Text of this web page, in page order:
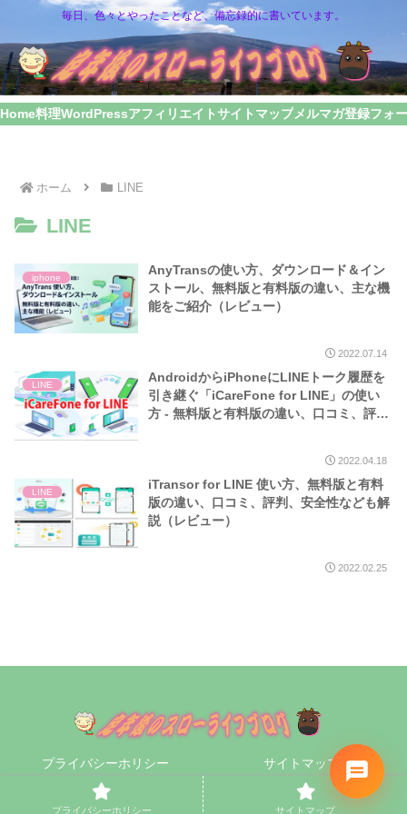
毎日、色々とやったことなど、備忘録的に書いています。
Home料理WordPressアフィリエイトサイトマップメルマガ登録フォ
ホーム LINE
LINE
iphone
AnyTransの使い方、ダウンロード＆イン
ストール、無料版と有料版の違い、主な機
能をご紹介（レビュー）
2022.07.14
LINE
AndroidからiPhoneにLINEトーク履歴を
引き継ぐ「iCareFone for LINE」の使い
方 ‐ 無料版と有料版の違い、口コミ、評判
2022.04.18
LINE
iTransor for LINE 使い方、無料版と有料
版の違い、口コミ、評判、安全性なども解
説（レビュー）
2022.02.25
プライバシーホリシー サイトマップ
© 2020 定年後のスローライフブログ.
プライバシーホリシー サイトマップ